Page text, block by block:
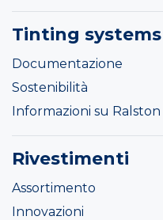
Tinting systems
Documentazione
Sostenibilità
Informazioni su Ralston
Rivestimenti
Assortimento
Innovazioni